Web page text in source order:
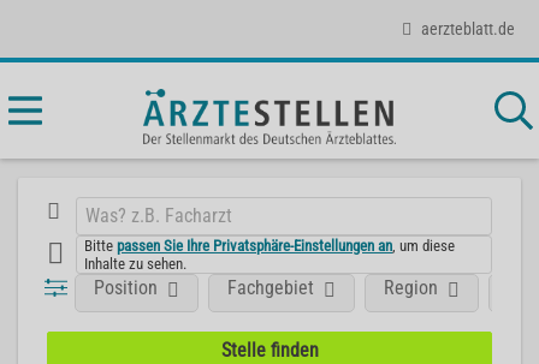
aerzteblatt.de
Bittepassen Sie Ihre Privatsphäre-Einstellungen an , um diese
Inhalte zu sehen.
Position Fachgebiet Region